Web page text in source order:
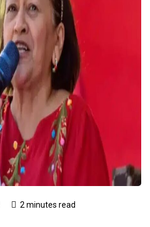
2 minutes read